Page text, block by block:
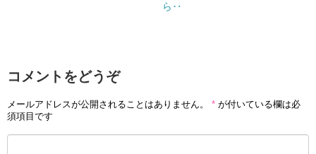
ら‥
コメントをどうぞ
メールアドレスが公開されることはありません。 * が付いている欄は必
須項目です